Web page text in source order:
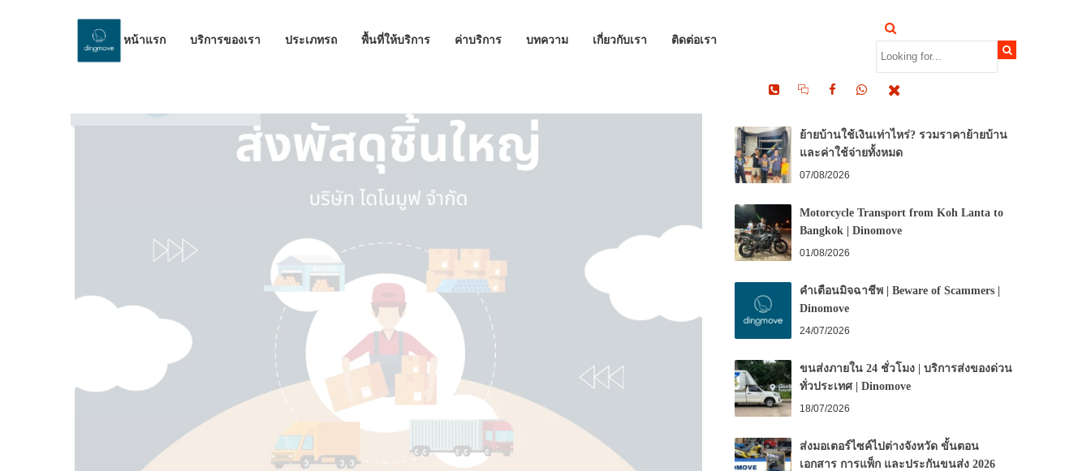
หน้าแรก บริการของเรา ประเภทรถ พื้นที่ให้บริการ ค่าบริการ บทความ เกี่ยวกับเรา ติดต่อเรา
RECENT POSTS
ย้ายบ้านใช้เงินเท่าไหร่? รวมราคาย้ายบ้าน
และค่าใช้จ่ายทั้งหมด
07/08/2026
Motorcycle Transport from Koh Lanta to
Bangkok | Dinomove
01/08/2026
คำเตือนมิจฉาชีพ | Beware of Scammers |
Dinomove
24/07/2026
ขนส่งภายใน 24 ชั่วโมง | บริการส่งของด่วน
ทั่วประเทศ | Dinomove
18/07/2026
ส่งมอเตอร์ไซค์ไปต่างจังหวัด ขั้นตอน
เอกสาร การแพ็ก และประกันขนส่ง 2026